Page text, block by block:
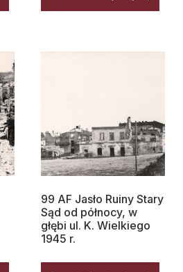
99 AF Jasło Ruiny Stary
Sąd od północy, w
głębi ul. K. Wielkiego
1945 r.